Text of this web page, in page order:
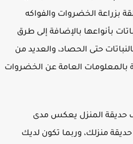
الخضروات والفواكه
بأنواعها بالإضافة إلى طرق
حتى الحصاد، والعديد من
العامة عن الخضروات
المنزل يعكس مدى
منزلك، وربما تكون لديك